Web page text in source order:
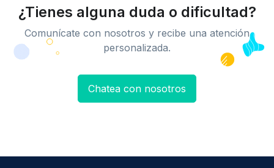
¿Tienes alguna duda o dificultad?
Comunícate con nosotros y recibe una atención
personalizada.
Chatea con nosotros